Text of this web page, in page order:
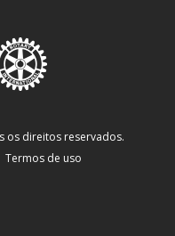
os direitos reservados.
Termos de uso